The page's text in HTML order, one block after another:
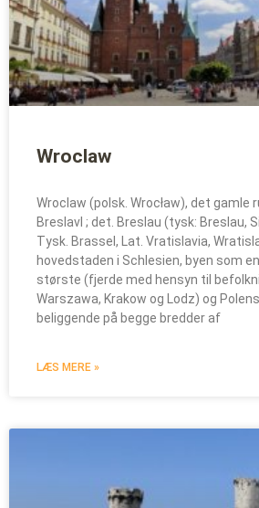
Wroclaw
Wroclaw (polsk. Wrocław), det gamle
Breslavl ; det. Breslau (tysk: Breslau,
Tysk. Brassel, Lat. Vratislavia,
hovedstaden i Schlesien, byen som
største (fjerde med hensyn til
Warszawa, Krakow og Lodz) og
beliggende på begge bredder af
LÆS MERE »